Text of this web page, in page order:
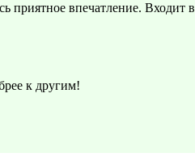
приятное впечатление.
к другим!